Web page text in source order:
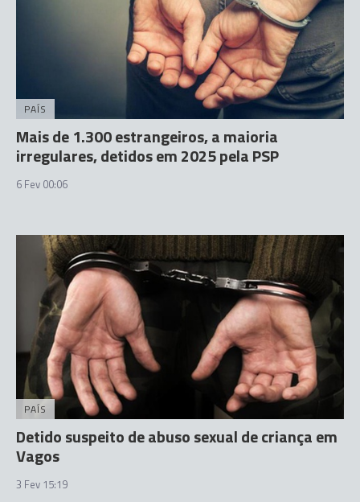
PAÍS
Mais de 1.300 estrangeiros, a maioria
irregulares, detidos em 2025 pela PSP
6 Fev 00:06
PAÍS
Detido suspeito de abuso sexual de criança em
Vagos
3 Fev 15:19